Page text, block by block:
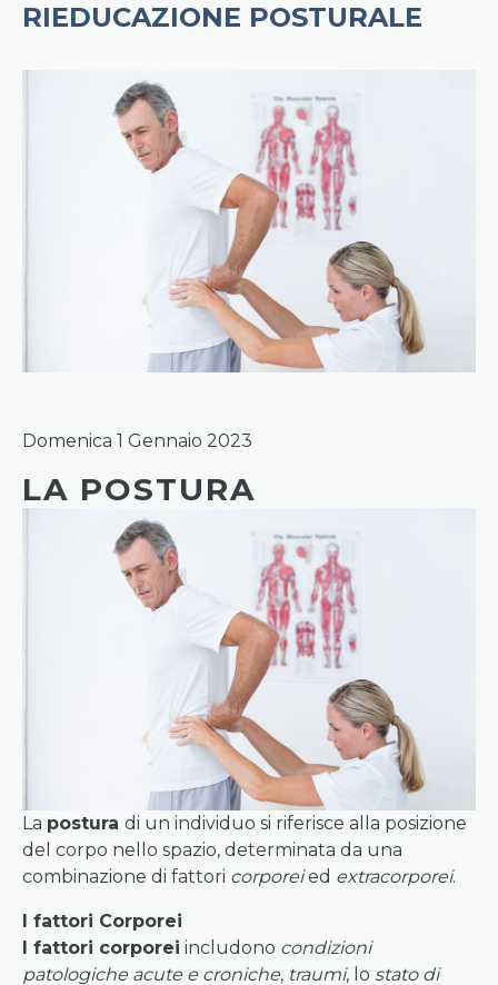
RIEDUCAZIONE POSTURALE
Domenica 1 Gennaio 2023
LA POSTURA
La postura di un individuo si riferisce alla posizione
del corpo nello spazio, determinata da una
combinazione di fattori corporeied extracorporei.
I fattori Corporei
I fattori corporei includono condizioni
patologiche acute e croniche, traumi, lo stato di